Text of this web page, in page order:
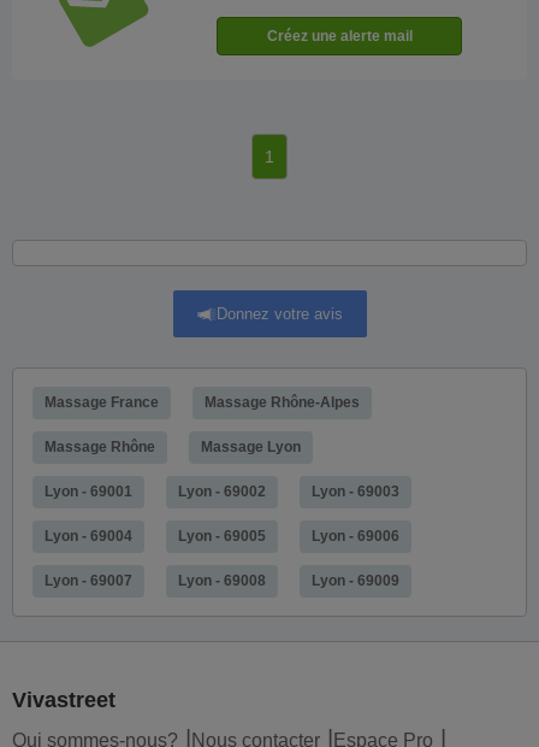
1
Donnez votre avis
Massage France Massage Rhône-Alpes
Massage Rhône Massage Lyon
Lyon - 69001 Lyon - 69002 Lyon - 69003
Lyon - 69004 Lyon - 69005 Lyon - 69006
Lyon - 69007 Lyon - 69008 Lyon - 69009
Vivastreet
Qui sommes-nous? Nous contacter Espace Pro